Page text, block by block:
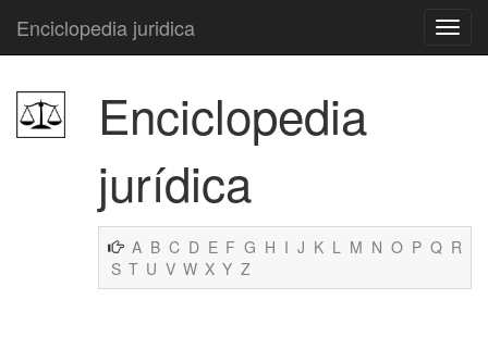
Enciclopedia juridica
Enciclopedia
jurídica
A B C D E F G H I J K L M N O P Q R
S T U V W X Y Z